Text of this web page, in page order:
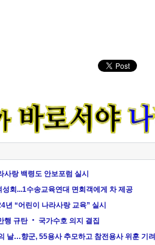
사랑 백령도 안보포럼 실시
성회...1수송교육연대 면회객에게 차 제공
년 “어린이 나라사랑 교육” 실시
행 규탄 ‧ 국가수호 의지 결집
날…향군, 55용사 추모하고 참전용사 위훈 기려